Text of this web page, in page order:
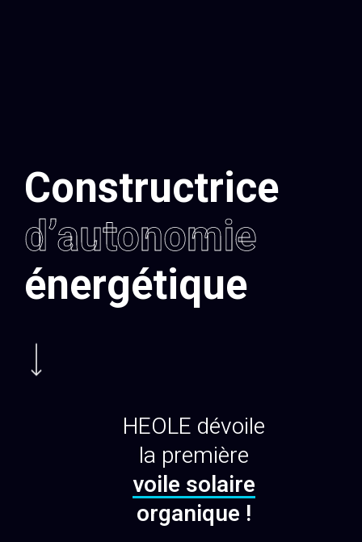
Constructrice
d’autonomie
énergétique
HEOLE dévoile
la première
voile solaire
organique !